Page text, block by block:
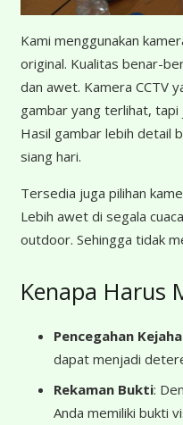
Kami menggunakan
original. Kualitas benar-
dan awet. Kamera CCTV
gambar yang terlihat, tapi
Hasil gambar lebih detail
siang hari.
Tersedia juga pilihan
Lebih awet di segala
outdoor. Sehingga tidak
Kenapa Harus
Pencegahan
dapat menjadi
Rekaman Bukti:
Anda memiliki bukti